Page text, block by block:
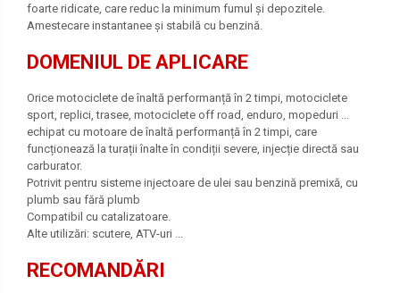
foarte ridicate, care reduc la minimum fumul și depozitele.
Amestecare instantanee și stabilă cu benzină.
DOMENIUL DE APLICARE
Orice motociclete de înaltă performanță în 2 timpi, motociclete
sport, replici, trasee, motociclete off road, enduro, mopeduri ...
echipat cu motoare de înaltă performanță în 2 timpi, care
funcționează la turații înalte în condiții severe, injecție directă sau
carburator.
Potrivit pentru sisteme injectoare de ulei sau benzină premixă, cu
plumb sau fără plumb
Compatibil cu catalizatoare.
Alte utilizări: scutere, ATV-uri ...
RECOMANDĂRI